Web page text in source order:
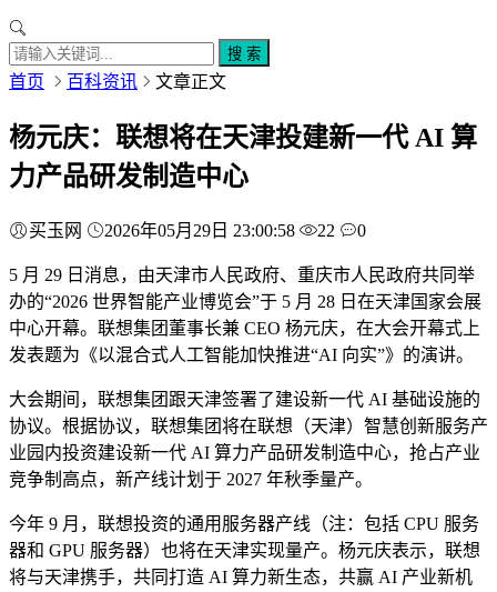
搜 索
首页 百科资讯 文章正文
杨元庆：联想将在天津投建新一代 AI 算
力产品研发制造中心
买玉网 2026年05月29日 23:00:58 22 0
5 月 29 日消息，由天津市人民政府、重庆市人民政府共同举
办的“2026 世界智能产业博览会”于 5 月 28 日在天津国家会展
中心开幕。联想集团董事长兼 CEO 杨元庆，在大会开幕式上
发表题为《以混合式人工智能加快推进“AI 向实”》的演讲。
大会期间，联想集团跟天津签署了建设新一代 AI 基础设施的
协议。根据协议，联想集团将在联想（天津）智慧创新服务产
业园内投资建设新一代 AI 算力产品研发制造中心，抢占产业
竞争制高点，新产线计划于 2027 年秋季量产。
今年 9 月，联想投资的通用服务器产线（注：包括 CPU 服务
器和 GPU 服务器）也将在天津实现量产。杨元庆表示，联想
将与天津携手，共同打造 AI 算力新生态，共赢 AI 产业新机